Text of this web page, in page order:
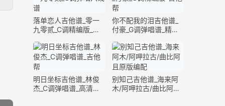
落单恋人吉他谱_零一
九零贰_C调精编版_弹
你不配我的泪吉他谱_
付豪_G调弹唱谱_精编
明日坐标吉他谱_林俊
杰_C调弹唱谱_高清完
别知己吉他谱_海来阿
木/阿呷拉古/曲比阿且